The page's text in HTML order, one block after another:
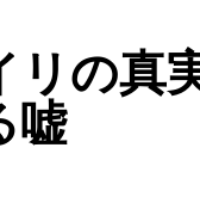
リの真
嘘